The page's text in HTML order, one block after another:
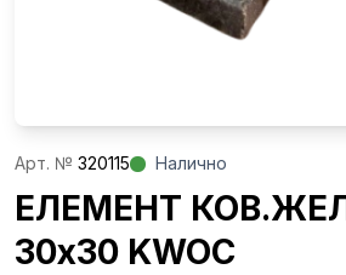
Aрт. № 320115 Налично
ЕЛЕМЕНТ
30х30 KWOC